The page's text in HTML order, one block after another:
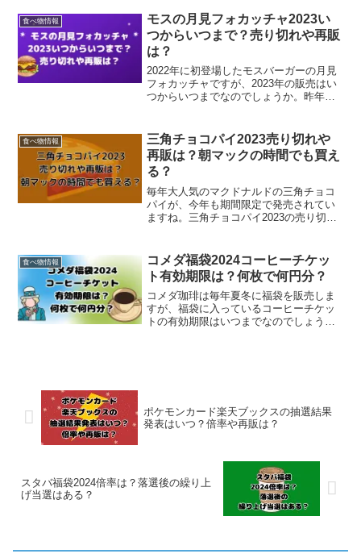
よね！この記事では、・阪神優勝セール
ローソンのクーポンはどこで...
食べ物情報
モスの月見フォカッチャ2023い
つからいつまで？売り切れや再販
は？
2022年に初登場したモスバーガーの月見
フォカッチャですが、2023年の販売はい
つからいつまでなのでしょうか。昨年
る店が出るほどに大人気でしたね。その
ため、売り切れや...
食べ物情報
三角チョコパイ2023売り切れや
再販は？朝マックの時間でも買え
る？
毎年大人気のマクドナルドの三角チョコ
パイが、今年も期間限定で発売されてい
ますね。三角チョコパイ2023の売り切れ
は、販売時間が決まっているのでしょう
か。朝マックの時...
食べ物情報
コメダ福袋2024コーヒーチケッ
ト有効期限は？何枚で何円分？
コメダ珈琲は毎年夏冬に福袋を販売しま
すが、福袋に入っているコーヒーチケッ
トの有効期限はいつまでなのでしょう
ポケモンカード楽天ブックスの抽選結果
発表はいつ？倍率や再販は？
スタバ福袋2024倍率は？落選後の繰り上
げ当選はある？